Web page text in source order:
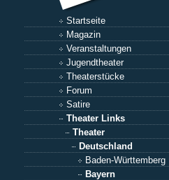
Startseite
Magazin
Veranstaltungen
Jugendtheater
Theaterstücke
Forum
Satire
Theater Links
Theater
Deutschland
Baden-Württemberg
Bayern